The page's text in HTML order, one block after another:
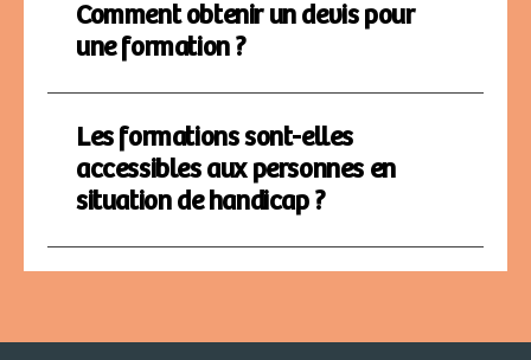
Comment obtenir un devis pour
une formation ?
Les formations sont-elles
accessibles aux personnes en
situation de handicap ?